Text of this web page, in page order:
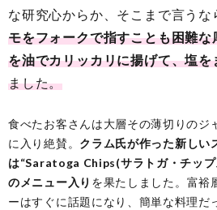
な研究心からか、そこまで言うな
モをフォークで指すことも困難
を油でカリッカリに揚げて、塩を
ました。
食べたお客さんは大層その薄切りのジ
に入り絶賛。 クラム氏が作った新しい
は“Saratoga Chips(サラトガ・チッ
のメニュー入り を果たしました。富裕
ーはすぐに話題になり、簡単な料理だ